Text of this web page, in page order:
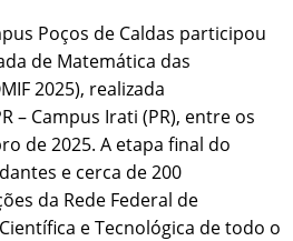
Poços de Caldas participou
de Matemática das
2025), realizada
– Campus Irati (PR), entre os
de 2025. A etapa final do
e cerca de 200
da Rede Federal de
e Tecnológica de todo o